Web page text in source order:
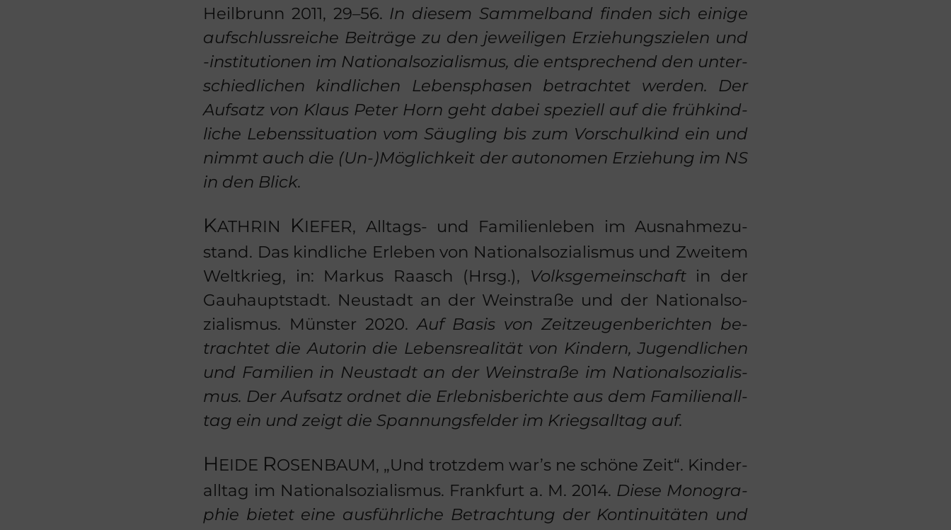
Heil­brunn 2011, 29–56. In die­sem Sam­mel­band fin­den sich ei­ni­ge
auf­schluss­rei­che Bei­trä­ge zu den je­wei­li­gen Er­zie­hungs­zie­len und
-​institutionen im Na­tio­nal­so­zia­lis­mus, die ent­spre­chend den un­ter­
schied­li­chen kind­li­chen Le­bens­pha­sen be­trach­tet wer­den. Der
Auf­satz von Klaus Peter Horn geht dabei spe­zi­ell auf die früh­kind­
li­che Le­bens­si­tua­ti­on vom Säug­ling bis zum Vor­schul­kind ein und
nimmt auch die (Un-)Mög­lich­keit der au­to­no­men Er­zie­hung im NS
in den Blick.
KATH­RIN KIE­FER, Alltags-​ und Fa­mi­li­en­le­ben im Aus­nah­me­zu­
stand. Das kind­li­che Er­le­ben von Na­tio­nal­so­zia­lis­mus und Zwei­tem
Welt­krieg, in: Mar­kus Raasch (Hrsg.), Volks­ge­mein­schaft in der
Gau­haupt­stadt. Neu­stadt an der Wein­stra­ße und der Na­tio­nal­so­
zia­lis­mus. Müns­ter 2020.Auf Basis von Zeit­zeu­gen­be­rich­ten be­
trach­tet die Au­torin die Le­bens­rea­li­tät von Kin­dern, Ju­gend­li­chen
und Fa­mi­li­en in Neu­stadt an der Wein­stra­ße im Na­tio­nal­so­zia­lis­
mus. Der Auf­satz ord­net die Er­leb­nis­be­rich­te aus dem Fa­mi­li­en­all­
tag ein und zeigt die Span­nungs­fel­der im Kriegs­all­tag auf.
HEIDE RO­SEN­BAUM, „Und trotz­dem war’s ne schö­ne Zeit“. Kin­der­
all­tag im Na­tio­nal­so­zia­lis­mus. Frank­furt a. M. 2014. Diese Mo­no­gra­
phie bie­tet eine aus­führ­li­che Be­trach­tung der Kon­ti­nui­tä­ten und